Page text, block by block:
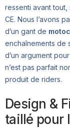
ressenti avant
CE. Nous l’avons
d’un gant de
enchaînements de
d’un argument
n’est pas parfait
produit de riders.
Design &
taillé pour